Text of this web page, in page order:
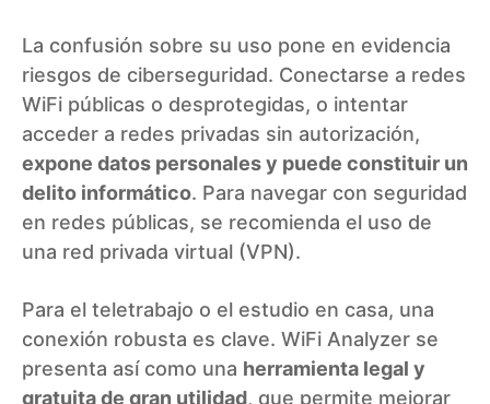
La confusión sobre su uso pone en evidencia
riesgos de ciberseguridad. Conectarse a redes
WiFi públicas o desprotegidas, o intentar
acceder a redes privadas sin autorización,
expone datos personales y puede constituir un
delito informático. Para navegar con seguridad
en redes públicas, se recomienda el uso de
una red privada virtual (VPN).
Para el teletrabajo o el estudio en casa, una
conexión robusta es clave. WiFi Analyzer se
presenta así como una herramienta legal y
gratuita de gran utilidad, que permite mejorar